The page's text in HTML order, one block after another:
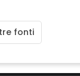
fonti